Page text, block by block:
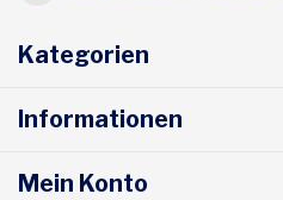
Kategorien
Informationen
Mein Konto